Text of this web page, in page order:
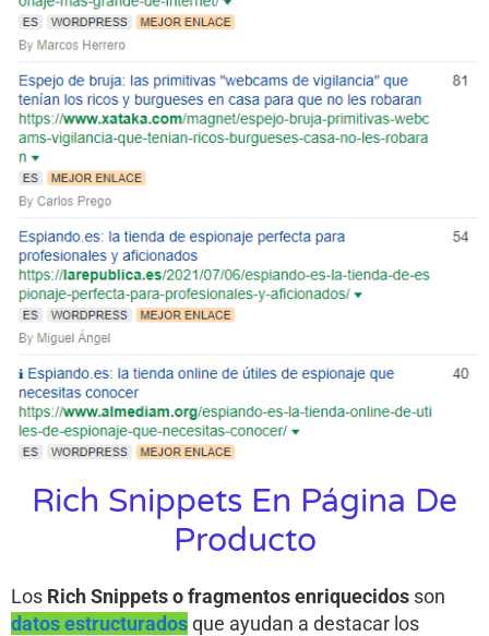
Rich Snippets En Página De
Producto
Los Rich Snippets o fragmentos enriquecidos son
datos estructuradosque ayudan a destacar los